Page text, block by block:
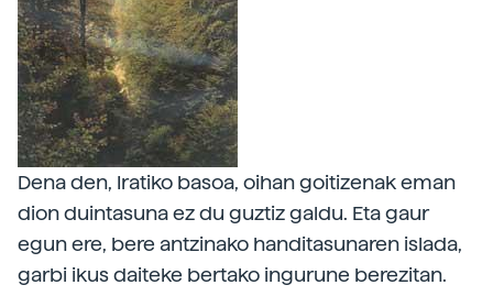
Dena den, Iratiko basoa, oihan goitizenak eman
dion duintasuna ez du guztiz galdu. Eta gaur
egun ere, bere antzinako handitasunaren islada,
garbi ikus daiteke bertako ingurune berezitan.